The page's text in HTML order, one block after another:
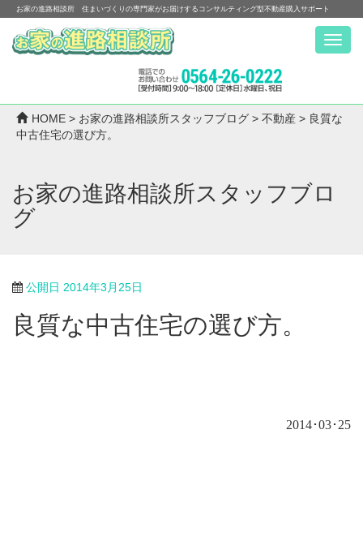
お家の進路相談所 住まいづくりの専門家がお届けするコンサルティング型不動産購入サポート
Menu
HOME > お家の進路相談所スタッフブログ > 不動産 > 良質な
中古住宅の選び方。
お家の進路相談所スタッフブロ
グ
公開日 2014年3月25日
良質な中古住宅の選び方。
2014･03･ 25